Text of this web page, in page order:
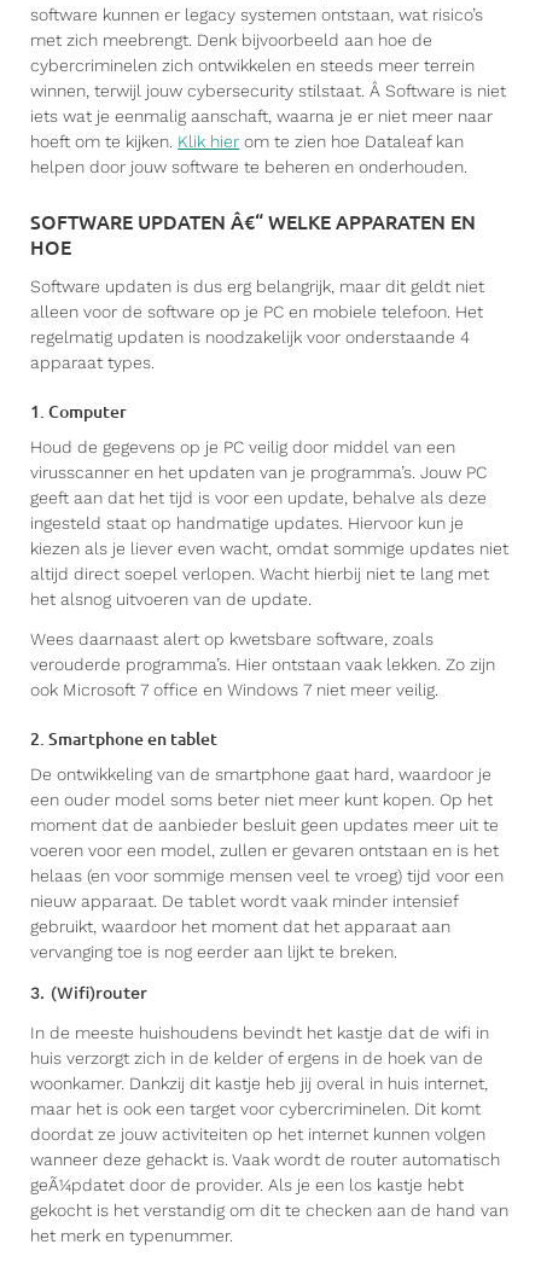
software kunnen er legacy systemen ontstaan, wat risico’s
met zich meebrengt. Denk bijvoorbeeld aan hoe de
cybercriminelen zich ontwikkelen en steeds meer terrein
winnen, terwijl jouw cybersecurity stilstaat. Â Software is niet
iets wat je eenmalig aanschaft, waarna je er niet meer naar
hoeft om te kijken. Klik hier om te zien hoe Dataleaf kan
helpen door jouw software te beheren en onderhouden.
SOFTWARE UPDATEN Â€“ WELKE APPARATEN EN
HOE
Software updaten is dus erg belangrijk, maar dit geldt niet
alleen voor de software op je PC en mobiele telefoon. Het
regelmatig updaten is noodzakelijk voor onderstaande 4
apparaat types.
1. Computer
Houd de gegevens op je PC veilig door middel van een
virusscanner en het updaten van je programma’s. Jouw PC
geeft aan dat het tijd is voor een update, behalve als deze
ingesteld staat op handmatige updates. Hiervoor kun je
kiezen als je liever even wacht, omdat sommige updates niet
altijd direct soepel verlopen. Wacht hierbij niet te lang met
het alsnog uitvoeren van de update.
Wees daarnaast alert op kwetsbare software, zoals
verouderde programma’s. Hier ontstaan vaak lekken. Zo zijn
ook Microsoft 7 office en Windows 7 niet meer veilig.
2. Smartphone en tablet
De ontwikkeling van de smartphone gaat hard, waardoor je
een ouder model soms beter niet meer kunt kopen. Op het
moment dat de aanbieder besluit geen updates meer uit te
voeren voor een model, zullen er gevaren ontstaan en is het
helaas (en voor sommige mensen veel te vroeg) tijd voor een
nieuw apparaat. De tablet wordt vaak minder intensief
gebruikt, waardoor het moment dat het apparaat aan
vervanging toe is nog eerder aan lijkt te breken.
3. (Wifi)router
In de meeste huishoudens bevindt het kastje dat de wifi in
huis verzorgt zich in de kelder of ergens in de hoek van de
woonkamer. Dankzij dit kastje heb jij overal in huis internet,
maar het is ook een target voor cybercriminelen. Dit komt
doordat ze jouw activiteiten op het internet kunnen volgen
wanneer deze gehackt is. Vaak wordt de router automatisch
geÃ¼pdatet door de provider. Als je een los kastje hebt
gekocht is het verstandig om dit te checken aan de hand van
het merk en typenummer.